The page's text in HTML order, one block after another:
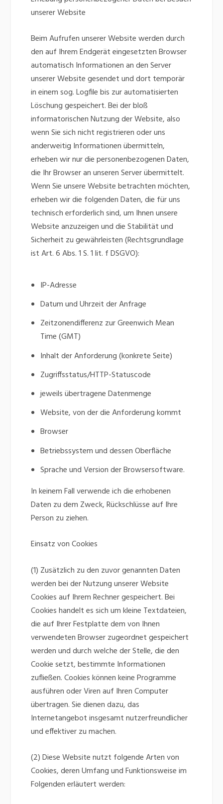
unserer Website
Beim Aufrufen unserer Website werden durch
den auf Ihrem Endgerät eingesetzten Browser
automatisch Informationen an den Server
unserer Website gesendet und dort temporär
in einem sog. Logfile bis zur automatisierten
Löschung gespeichert. Bei der bloß
informatorischen Nutzung der Website, also
wenn Sie sich nicht registrieren oder uns
anderweitig Informationen übermitteln,
erheben wir nur die personenbezogenen Daten,
die Ihr Browser an unseren Server übermittelt.
Wenn Sie unsere Website betrachten möchten,
erheben wir die folgenden Daten, die für uns
technisch erforderlich sind, um Ihnen unsere
Website anzuzeigen und die Stabilität und
Sicherheit zu gewährleisten (Rechtsgrundlage
ist Art. 6 Abs. 1 S. 1 lit. f DSGVO):
IP-Adresse
Datum und Uhrzeit der Anfrage
Zeitzonendifferenz zur Greenwich Mean
Time (GMT)
Inhalt der Anforderung (konkrete Seite)
Zugriffsstatus/HTTP-Statuscode
jeweils übertragene Datenmenge
Website, von der die Anforderung kommt
Browser
Betriebssystem und dessen Oberfläche
Sprache und Version der Browsersoftware.
In keinem Fall verwende ich die erhobenen
Daten zu dem Zweck, Rückschlüsse auf Ihre
Person zu ziehen.
Einsatz von Cookies
(1) Zusätzlich zu den zuvor genannten Daten
werden bei der Nutzung unserer Website
Cookies auf Ihrem Rechner gespeichert. Bei
Cookies handelt es sich um kleine Textdateien,
die auf Ihrer Festplatte dem von Ihnen
verwendeten Browser zugeordnet gespeichert
werden und durch welche der Stelle, die den
Cookie setzt, bestimmte Informationen
zufließen. Cookies können keine Programme
ausführen oder Viren auf Ihren Computer
übertragen. Sie dienen dazu, das
Internetangebot insgesamt nutzerfreundlicher
und effektiver zu machen.
(2) Diese Website nutzt folgende Arten von
Cookies, deren Umfang und Funktionsweise im
Folgenden erläutert werden: